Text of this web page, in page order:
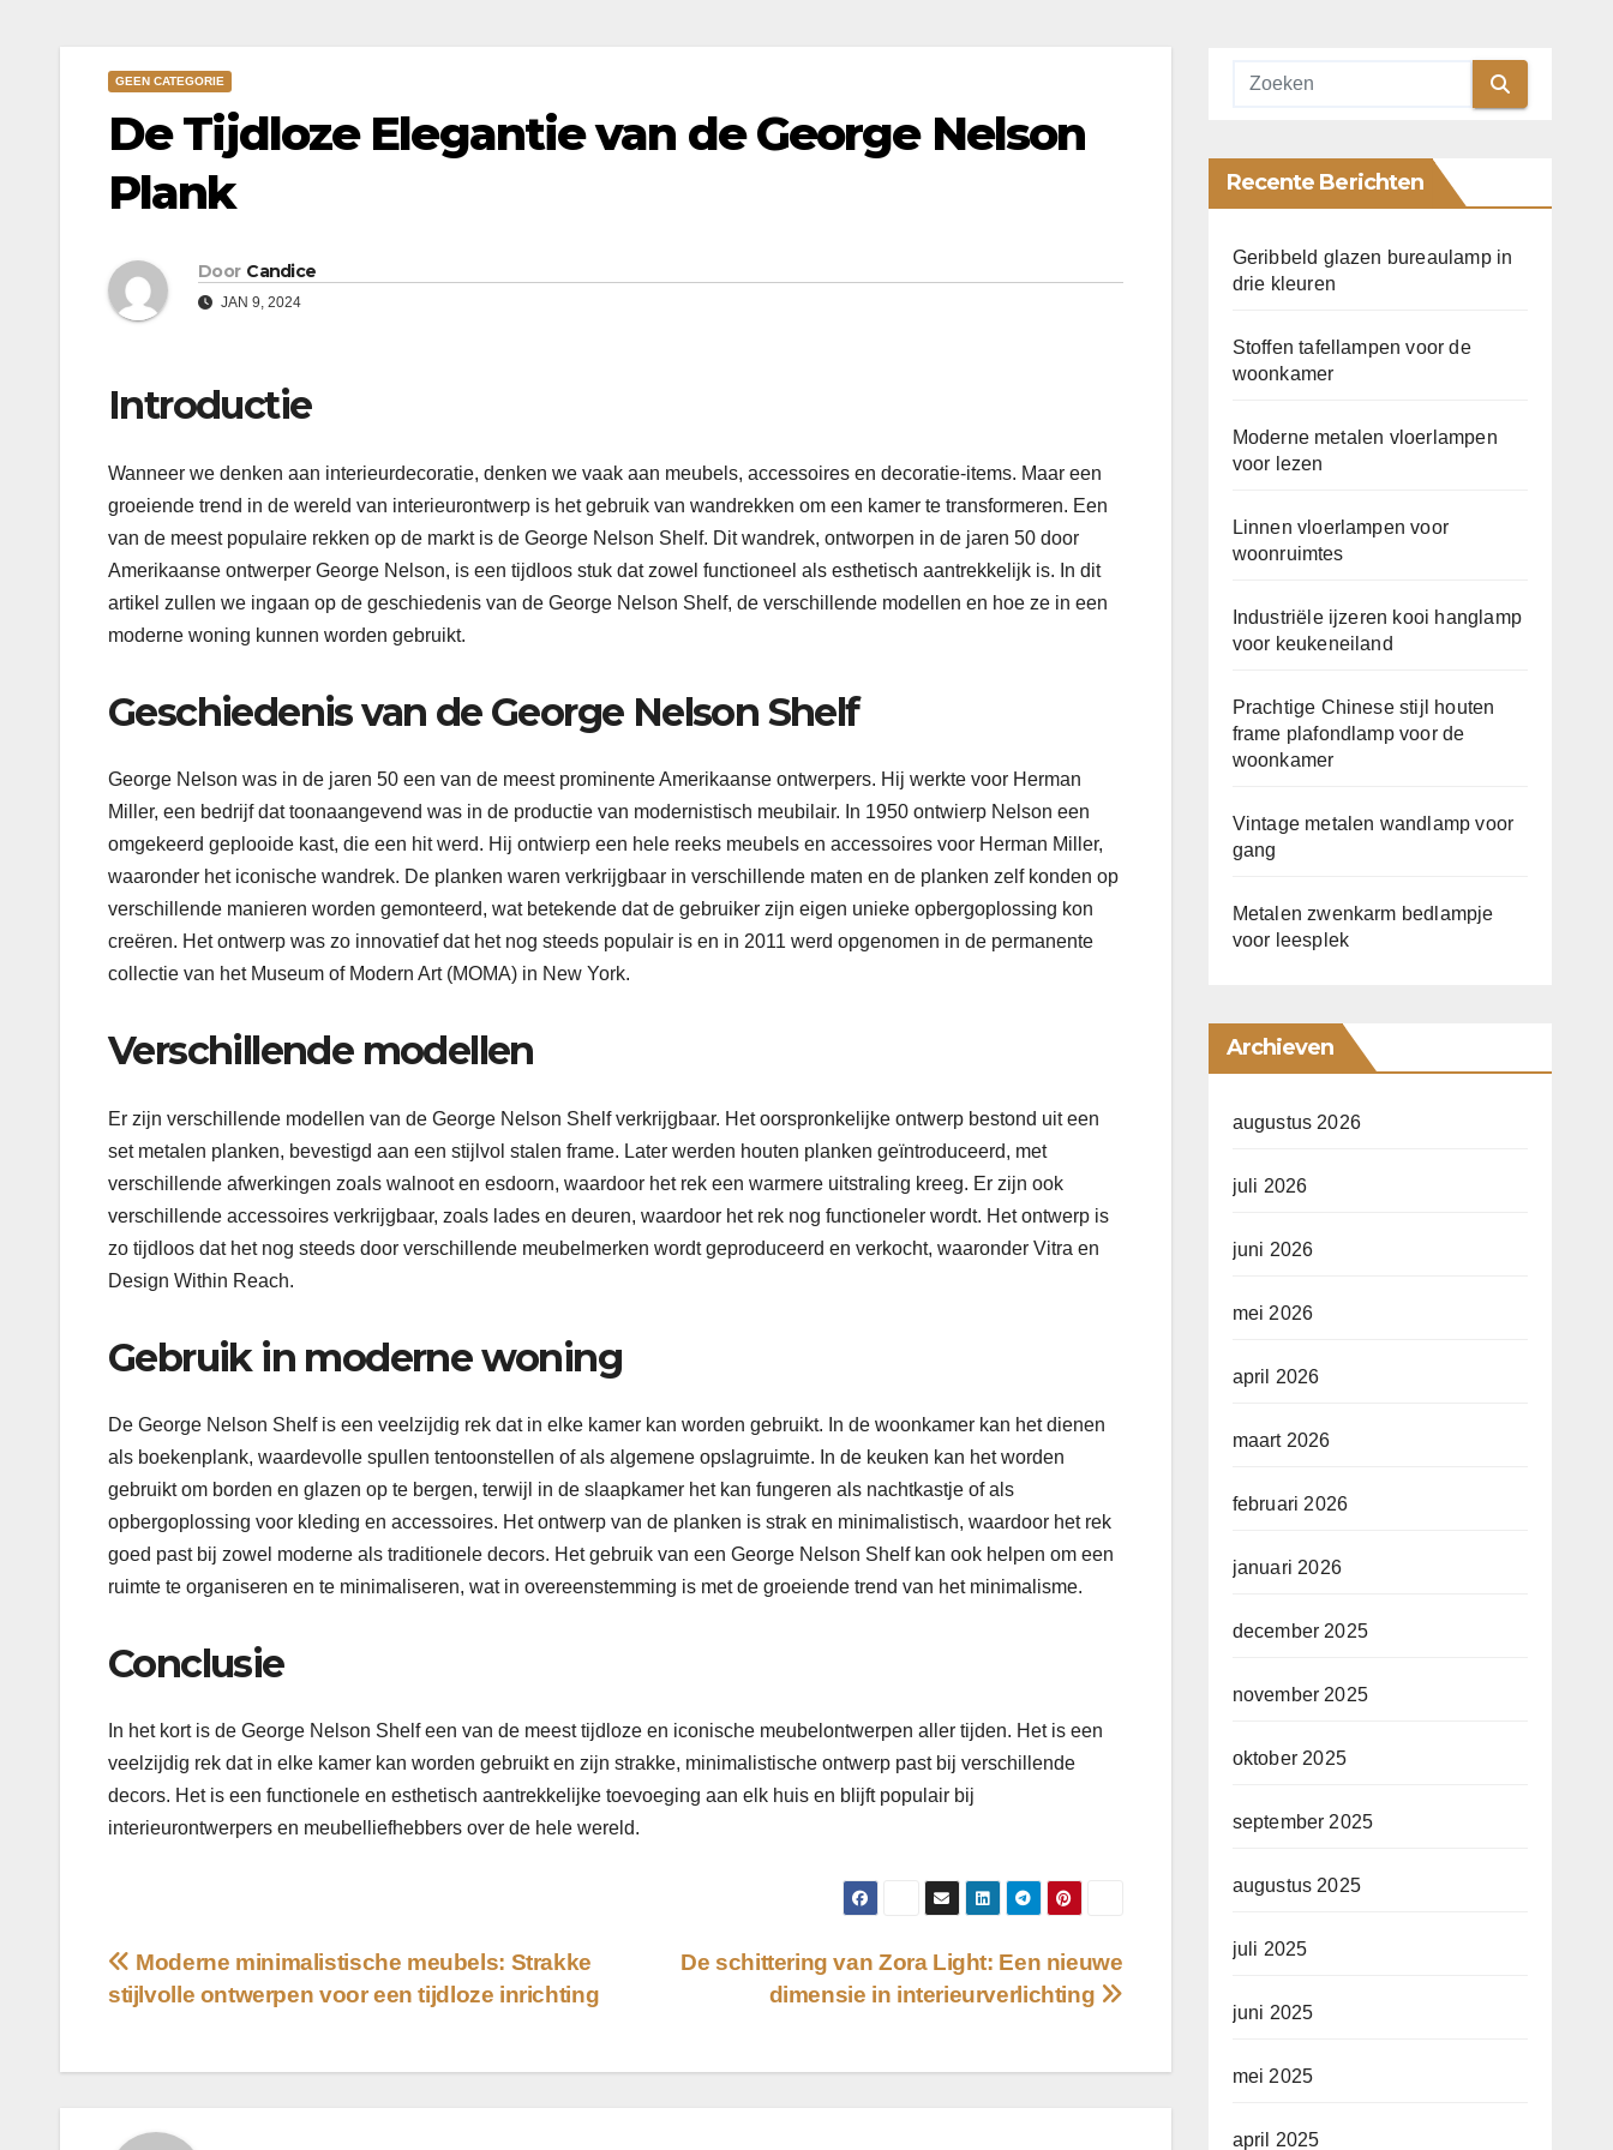
GEEN CATEGORIE
De Tijdloze Elegantie van de George Nelson
Plank
Door Candice
JAN 9, 2024
Introductie
Wanneer we denken aan interieurdecoratie, denken we vaak aan meubels, accessoires en decoratie-items. Maar een
groeiende trend in de wereld van interieurontwerp is het gebruik van wandrekken om een kamer te transformeren. Een
van de meest populaire rekken op de markt is de George Nelson Shelf. Dit wandrek, ontworpen in de jaren 50 door
Amerikaanse ontwerper George Nelson, is een tijdloos stuk dat zowel functioneel als esthetisch aantrekkelijk is. In dit
artikel zullen we ingaan op de geschiedenis van de George Nelson Shelf, de verschillende modellen en hoe ze in een
moderne woning kunnen worden gebruikt.
Geschiedenis van de George Nelson Shelf
George Nelson was in de jaren 50 een van de meest prominente Amerikaanse ontwerpers. Hij werkte voor Herman
Miller, een bedrijf dat toonaangevend was in de productie van modernistisch meubilair. In 1950 ontwierp Nelson een
omgekeerd geplooide kast, die een hit werd. Hij ontwierp een hele reeks meubels en accessoires voor Herman Miller,
waaronder het iconische wandrek. De planken waren verkrijgbaar in verschillende maten en de planken zelf konden op
verschillende manieren worden gemonteerd, wat betekende dat de gebruiker zijn eigen unieke opbergoplossing kon
creëren. Het ontwerp was zo innovatief dat het nog steeds populair is en in 2011 werd opgenomen in de permanente
collectie van het Museum of Modern Art (MOMA) in New York.
Verschillende modellen
Er zijn verschillende modellen van de George Nelson Shelf verkrijgbaar. Het oorspronkelijke ontwerp bestond uit een
set metalen planken, bevestigd aan een stijlvol stalen frame. Later werden houten planken geïntroduceerd, met
verschillende afwerkingen zoals walnoot en esdoorn, waardoor het rek een warmere uitstraling kreeg. Er zijn ook
verschillende accessoires verkrijgbaar, zoals lades en deuren, waardoor het rek nog functioneler wordt. Het ontwerp is
zo tijdloos dat het nog steeds door verschillende meubelmerken wordt geproduceerd en verkocht, waaronder Vitra en
Design Within Reach.
Gebruik in moderne woning
De George Nelson Shelf is een veelzijdig rek dat in elke kamer kan worden gebruikt. In de woonkamer kan het dienen
als boekenplank, waardevolle spullen tentoonstellen of als algemene opslagruimte. In de keuken kan het worden
gebruikt om borden en glazen op te bergen, terwijl in de slaapkamer het kan fungeren als nachtkastje of als
opbergoplossing voor kleding en accessoires. Het ontwerp van de planken is strak en minimalistisch, waardoor het rek
goed past bij zowel moderne als traditionele decors. Het gebruik van een George Nelson Shelf kan ook helpen om een
ruimte te organiseren en te minimaliseren, wat in overeenstemming is met de groeiende trend van het minimalisme.
Conclusie
In het kort is de George Nelson Shelf een van de meest tijdloze en iconische meubelontwerpen aller tijden. Het is een
veelzijdig rek dat in elke kamer kan worden gebruikt en zijn strakke, minimalistische ontwerp past bij verschillende
decors. Het is een functionele en esthetisch aantrekkelijke toevoeging aan elk huis en blijft populair bij
interieurontwerpers en meubelliefhebbers over de hele wereld.
Bericht
navigatie
De schittering van Zora Light: Een nieuwe
dimensie in interieurverlichting
Moderne minimalistische meubels: Strakke
stijlvolle ontwerpen voor een tijdloze inrichting
Recente Berichten
Geribbeld glazen bureaulamp in
drie kleuren
Stoffen tafellampen voor de
woonkamer
Moderne metalen vloerlampen
voor lezen
Linnen vloerlampen voor
woonruimtes
Industriële ijzeren kooi hanglamp
voor keukeneiland
Prachtige Chinese stijl houten
frame plafondlamp voor de
woonkamer
Vintage metalen wandlamp voor
gang
Metalen zwenkarm bedlampje
voor leesplek
Archieven
augustus 2026
juli 2026
juni 2026
mei 2026
april 2026
maart 2026
februari 2026
januari 2026
december 2025
november 2025
oktober 2025
september 2025
augustus 2025
juli 2025
juni 2025
mei 2025
april 2025